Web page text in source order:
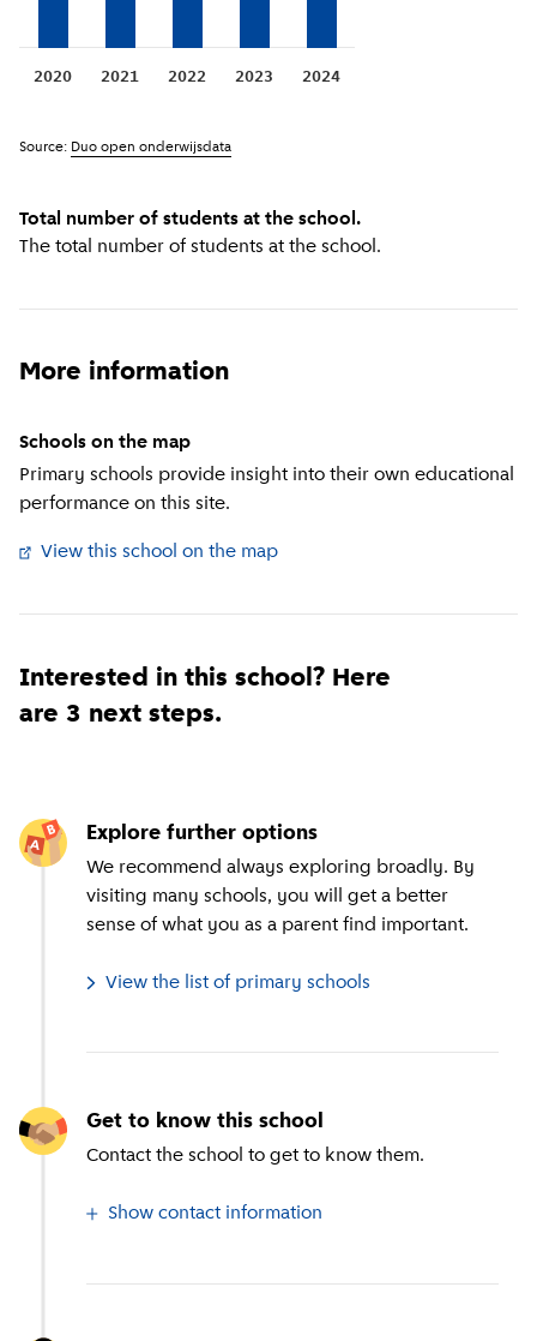
Total number of students at the school.
The total number of students at the school.
2020 2021 2022 2023 2024
Source: Duo open onderwijsdata
More information
Schools on the map
Primary schools provide insight into their own educational
performance on this site.
View this school on the map
Interested in this school? Here
are 3 next steps.
Explore further options
We recommend always exploring broadly. By
visiting many schools, you will get a better
sense of what you as a parent find important.
View the list of primary schools
Get to know this school
Contact the school to get to know them.
Show contact information